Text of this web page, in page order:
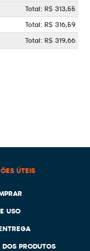
Total: R$ 313,55
Total: R$ 316,59
Total: R$ 319,66
ÚTEIS
USO
PRODUTOS